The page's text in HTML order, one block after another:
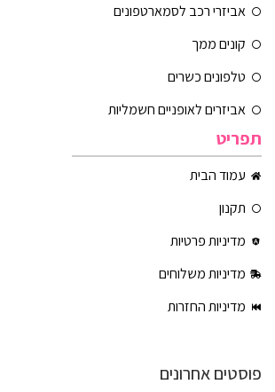
אביזרי רכב לסמארטפונים
קונים ממך
טלפונים כשרים
אביזרים לאופניים חשמליות
תפריט
עמוד הבית
תקנון
מדיניות פרטיות
מדיניות משלוחים
מדיניות החזרות
פוסטים אחרונים